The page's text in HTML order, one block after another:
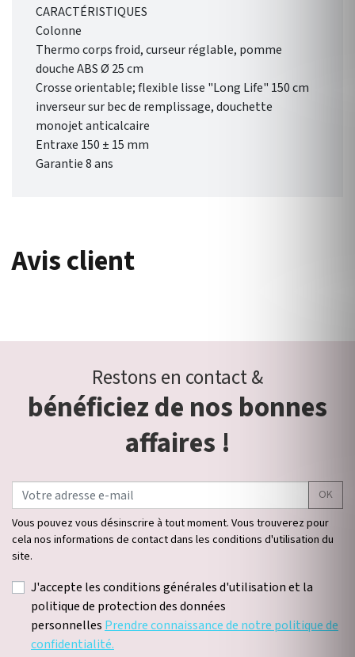
CARACTÉRISTIQUES
Colonne
Thermo corps froid, curseur réglable, pomme
douche ABS Ø 25 cm
Crosse orientable; flexible lisse "Long Life" 150 cm
inverseur sur bec de remplissage, douchette
monojet anticalcaire
Entraxe 150 ± 15 mm
Garantie 8 ans
Avis client
Restons en contact &
bénéficiez de nos bonnes
affaires !
OK
Vous pouvez vous désinscrire à tout moment. Vous trouverez pour
cela nos informations de contact dans les conditions d'utilisation du
site.
J'accepte les conditions générales d'utilisation et la
politique de protection des données
personnelles Prendre connaissance de notre politique de
confidentialité.